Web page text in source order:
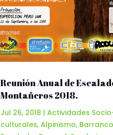
Reunión Anual de
Montañeros 2018.
Jul 26, 2018 |Actividades
culturales,Alpinismo,